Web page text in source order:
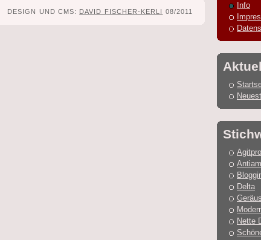
DESIGN UND CMS: DAVID FISCHER-KERLI 08/2011
Info
Delta
Nette